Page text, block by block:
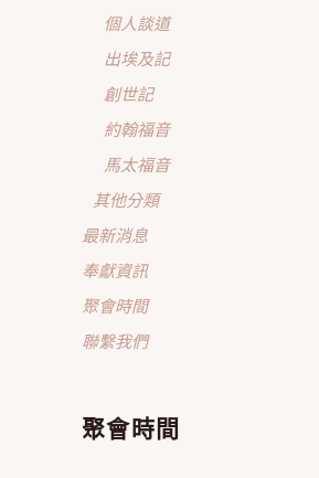
個人談道
出埃及記
創世記
約翰福音
馬太福音
其他分類
最新消息
奉獻資訊
聚會時間
聯繫我們
聚會時間